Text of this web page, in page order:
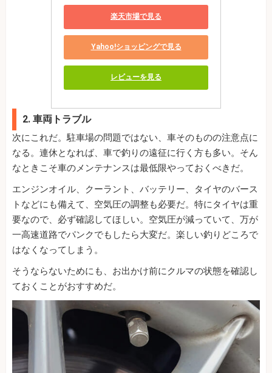
楽天市場で見る
Yahoo!ショッピングで見る
レビューを見る
2. 車両トラブル
次にこれだ。駐車場の問題ではない、車そのものの注意点に
なる。連休となれば、車で釣りの遠征に行く方も多い。そん
なときこそ車のメンテナンスは最低限やっておくべきだ。
エンジンオイル、クーラント、バッテリー、タイヤのバース
トなどにも備えて、空気圧の調整も必要だ。特にタイヤは重
要なので、必ず確認してほしい。空気圧が減っていて、万が
一高速道路でパンクでもしたら大変だ。楽しい釣りどころで
はなくなってしまう。
そうならないためにも、お出かけ前にクルマの状態を確認し
ておくことがおすすめだ。